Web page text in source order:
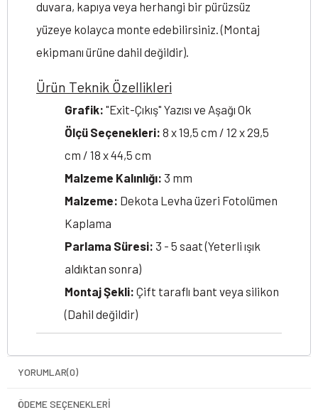
duvara, kapıya veya herhangi bir pürüzsüz
yüzeye kolayca monte edebilirsiniz. (Montaj
ekipmanı ürüne dahil değildir).
Ürün Teknik Özellikleri
Grafik: "Exit-Çıkış" Yazısı ve Aşağı Ok
Ölçü Seçenekleri: 8 x 19,5 cm / 12 x 29,5
cm / 18 x 44,5 cm
Malzeme Kalınlığı: 3 mm
Malzeme: Dekota Levha üzeri Fotolümen
Kaplama
Parlama Süresi: 3 - 5 saat (Yeterli ışık
aldıktan sonra)
Montaj Şekli: Çift taraflı bant veya silikon
(Dahil değildir)
YORUMLAR(0)
ÖDEME SEÇENEKLERI